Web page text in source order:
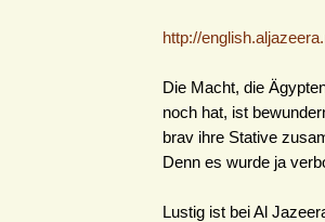
http://
Die Macht, die
noch hat, ist
brav ihre Stative
Denn es wurde ja
Lustig ist bei Al